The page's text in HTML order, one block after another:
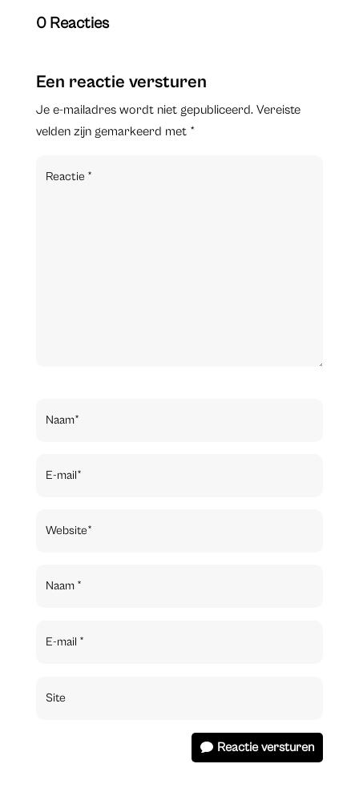
0 Reacties
Een reactie versturen
Je e-mailadres wordt niet gepubliceerd. Vereiste
velden zijn gemarkeerd met *
Reactie versturen